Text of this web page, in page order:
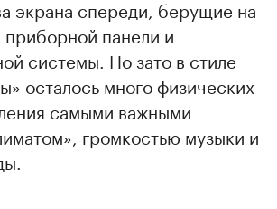
экрана спереди, берущие на
панели и
системы. Но зато в стиле
осталось много физических
самыми важными
громкостью музыки и